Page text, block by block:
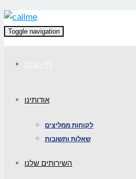
Toggle navigation
אודותינו
לקוחות ממליצים
שאלות ותשובות
השירותים שלנו